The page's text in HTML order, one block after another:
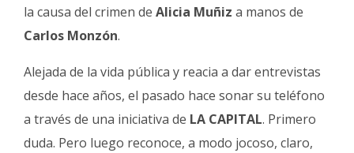
la causa del crimen de Alicia Muñiz a manos de
Carlos Monzón.
Alejada de la vida pública y reacia a dar entrevistas
desde hace años, el pasado hace sonar su teléfono
a través de una iniciativa de LA CAPITAL. Primero
duda. Pero luego reconoce, a modo jocoso, claro,